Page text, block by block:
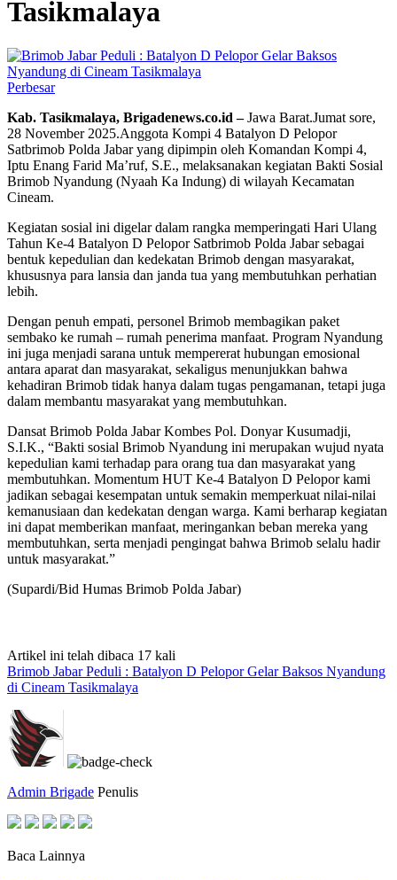
Tasikmalaya
Perbesar
Kab. Tasikmalaya, Brigadenews.co.id –Jawa Barat.Jumat sore,
28 November 2025.Anggota Kompi 4 Batalyon D Pelopor
Satbrimob Polda Jabar yang dipimpin oleh Komandan Kompi 4,
Iptu Enang Farid Ma’ruf, S.E., melaksanakan kegiatan Bakti Sosial
Brimob Nyandung (Nyaah Ka Indung) di wilayah Kecamatan
Cineam.
Kegiatan sosial ini digelar dalam rangka memperingati Hari Ulang
Tahun Ke-4 Batalyon D Pelopor Satbrimob Polda Jabar sebagai
bentuk kepedulian dan kedekatan Brimob dengan masyarakat,
khususnya para lansia dan janda tua yang membutuhkan perhatian
lebih.
Dengan penuh empati, personel Brimob membagikan paket
sembako ke rumah – rumah penerima manfaat. Program Nyandung
ini juga menjadi sarana untuk mempererat hubungan emosional
antara aparat dan masyarakat, sekaligus menunjukkan bahwa
kehadiran Brimob tidak hanya dalam tugas pengamanan, tetapi juga
dalam membantu masyarakat yang membutuhkan.
Dansat Brimob Polda Jabar Kombes Pol. Donyar Kusumadji,
S.I.K., “Bakti sosial Brimob Nyandung ini merupakan wujud nyata
kepedulian kami terhadap para orang tua dan masyarakat yang
membutuhkan. Momentum HUT Ke-4 Batalyon D Pelopor kami
jadikan sebagai kesempatan untuk semakin memperkuat nilai-nilai
kemanusiaan dan kedekatan dengan warga. Kami berharap kegiatan
ini dapat memberikan manfaat, meringankan beban mereka yang
membutuhkan, serta menjadi pengingat bahwa Brimob selalu hadir
untuk masyarakat.”
(Supardi/Bid Humas Brimob Polda Jabar)
Artikel ini telah dibaca 17 kali
Brimob Jabar Peduli : Batalyon D Pelopor Gelar Baksos Nyandung
di Cineam Tasikmalaya
Admin Brigade Penulis
Baca Lainnya